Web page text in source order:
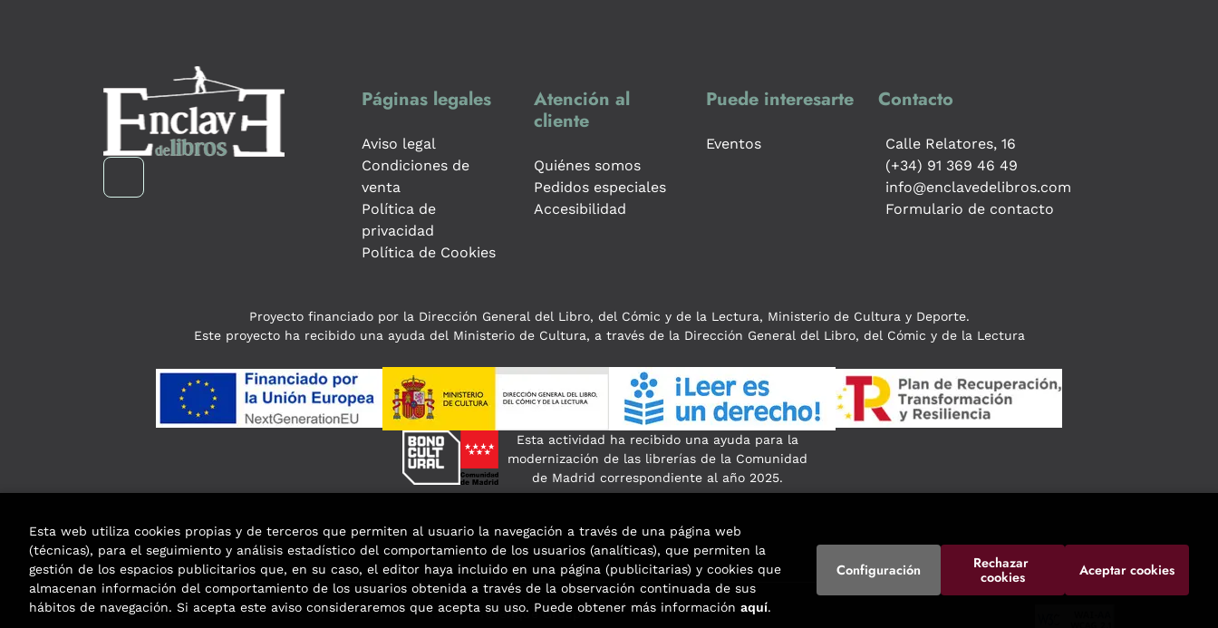
Páginas legales
Aviso legal
Condiciones de
venta
Política de
privacidad
Política de Cookies
Atención al
cliente
Quiénes somos
Pedidos especiales
Accesibilidad
Puede interesarte
Eventos
Contacto
Calle Relatores, 16
(+34) 91 369 46 49
info@enclavedelibros.com
Formulario de contacto
Proyecto financiado por la Dirección General del Libro, del Cómic y de la Lectura, Ministerio de Cultura y Deporte.
Este proyecto ha recibido una ayuda del Ministerio de Cultura, a través de la Dirección General del Libro, del Cómic y de la Lectura
Esta actividad ha recibido una ayuda para la
modernización de las librerías de la Comunidad
de Madrid correspondiente al año 2025.
2026 ©Enclave de libros. Todos los Derechos Reservados |Trevenque Group
Esta web utiliza cookies propias y de terceros que permiten al usuario la navegación a través de una página web
(técnicas), para el seguimiento y análisis estadístico del comportamiento de los usuarios (analíticas), que permiten la
gestión de los espacios publicitarios que, en su caso, el editor haya incluido en una página (publicitarias) y cookies que
almacenan información del comportamiento de los usuarios obtenida a través de la observación continuada de sus
hábitos de navegación. Si acepta este aviso consideraremos que acepta su uso. Puede obtener más información aquí.
Configuración
Rechazar
cookies
Aceptar cookies